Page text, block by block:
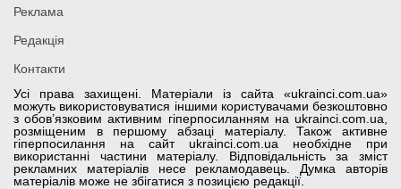
Усі права захищені. Матеріали із сайта «ukrainci.com.ua»
можуть використовуватися іншими користувачами безкоштовно
з обов’язковим активним гіперпосиланням на ukrainci.com.ua,
розміщеним в першому абзаці матеріалу. Також активне
гіперпосилання на сайт ukrainci.com.ua необхідне при
використанні частини матеріалу. Відповідальність за зміст
рекламних матеріалів несе рекламодавець. Думка авторів
матеріалів може не збігатися з позицією редакції.
Реклама
Редакція
Контакти